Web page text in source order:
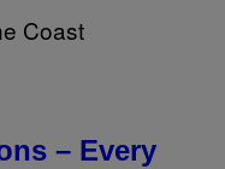
– Every